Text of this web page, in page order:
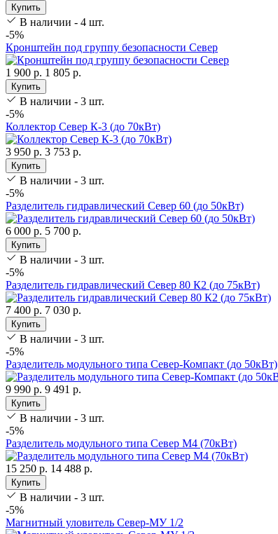
Купить
В наличии - 4 шт.
-5%
Кронштейн под группу безопасности Север
1 900 р. 1 805 р.
Купить
В наличии - 3 шт.
-5%
Коллектор Север К-3 (до 70кВт)
3 950 р. 3 753 р.
Купить
В наличии - 3 шт.
-5%
Разделитель гидравлический Север 60 (до 50кВт)
6 000 р. 5 700 р.
Купить
В наличии - 3 шт.
-5%
Разделитель гидравлический Север 80 К2 (до 75кВт)
7 400 р. 7 030 р.
Купить
В наличии - 3 шт.
-5%
Разделитель модульного типа Север-Компакт (до 50кВт)
9 990 р. 9 491 р.
Купить
В наличии - 3 шт.
-5%
Разделитель модульного типа Север М4 (70кВт)
15 250 р. 14 488 р.
Купить
В наличии - 3 шт.
-5%
Магнитный уловитель Север-МУ 1/2